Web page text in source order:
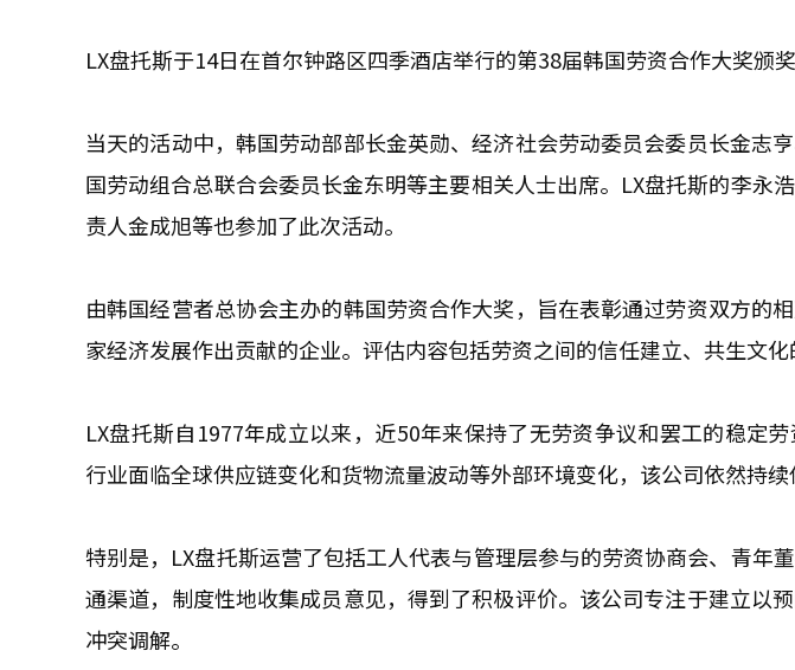
LX盘托斯于14日在首尔钟路区四季酒店举行的第38届韩国劳资合作大奖颁
当天的活动中，韩国劳动部部长金英勋、经济社会劳动委员会委员长金志
国劳动组合总联合会委员长金东明等主要相关人士出席。LX盘托斯的李永
责人金成旭等也参加了此次活动。
由韩国经营者总协会主办的韩国劳资合作大奖，旨在表彰通过劳资双方的
家经济发展作出贡献的企业。评估内容包括劳资之间的信任建立、共生文化
LX盘托斯自1977年成立以来，近50年来保持了无劳资争议和罢工的稳定
行业面临全球供应链变化和货物流量波动等外部环境变化，该公司依然持续
特别是，LX盘托斯运营了包括工人代表与管理层参与的劳资协商会、青年
通渠道，制度性地收集成员意见，得到了积极评价。该公司专注于建立以
冲突调解。